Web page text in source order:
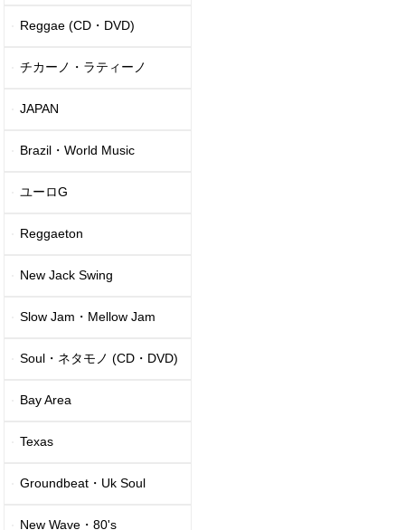
Reggae (CD・DVD)
チカーノ・ラティーノ
JAPAN
Brazil・World Music
ユーロG
Reggaeton
New Jack Swing
Slow Jam・Mellow Jam
Soul・ネタモノ (CD・DVD)
Bay Area
Texas
Groundbeat・Uk Soul
New Wave・80's